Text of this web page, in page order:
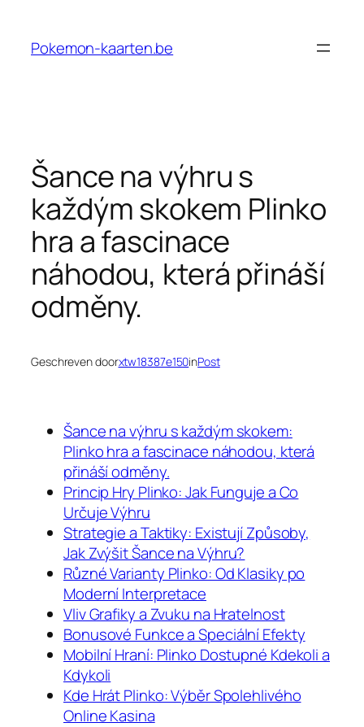
Pokemon-kaarten.be
Šance na výhru s
každým skokem Plinko
hra a fascinace
náhodou, která přináší
odměny.
Geschreven doorxtw18387e150inPost
Šance na výhru s každým skokem:
Plinko hra a fascinace náhodou, která
přináší odměny.
Princip Hry Plinko: Jak Funguje a Co
Určuje Výhru
Strategie a Taktiky: Existují Způsoby,
Jak Zvýšit Šance na Výhru?
Různé Varianty Plinko: Od Klasiky po
Moderní Interpretace
Vliv Grafiky a Zvuku na Hratelnost
Bonusové Funkce a Speciální Efekty
Mobilní Hraní: Plinko Dostupné Kdekoli a
Kdykoli
Kde Hrát Plinko: Výběr Spolehlivého
Online Kasina